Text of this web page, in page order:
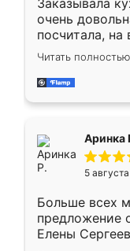
Заказывала
очень
посчитала, на
Замерщик
делу со всей
за день,
Читать полностью
Аринка
5
Больше всех
предложение
Елены